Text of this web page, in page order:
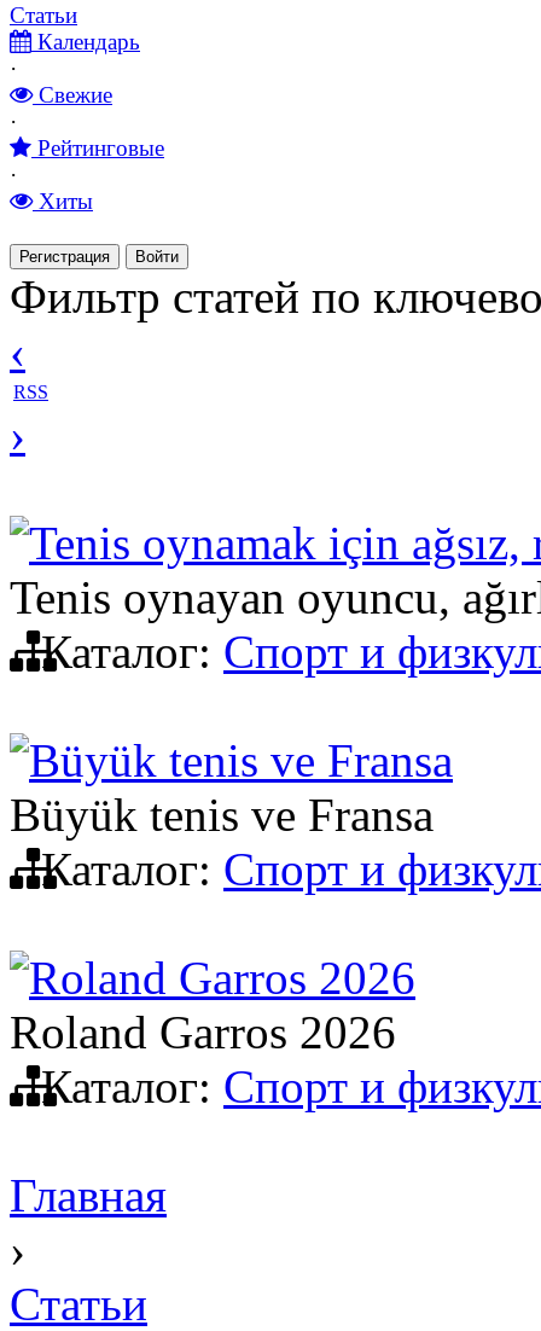
Статьи
Календарь
·
Свежие
·
Рейтинговые
·
Хиты
Регистрация Войти
Фильтр статей по
‹
RSS
›
Tenis oynamak için
Tenis oynayan oyuncu,
Каталог: Спорт и
Büyük tenis ve Fransa
Büyük tenis ve Fransa
Каталог: Спорт и
Roland Garros 2026
Roland Garros 2026
Каталог: Спорт и
Главная
›
Статьи